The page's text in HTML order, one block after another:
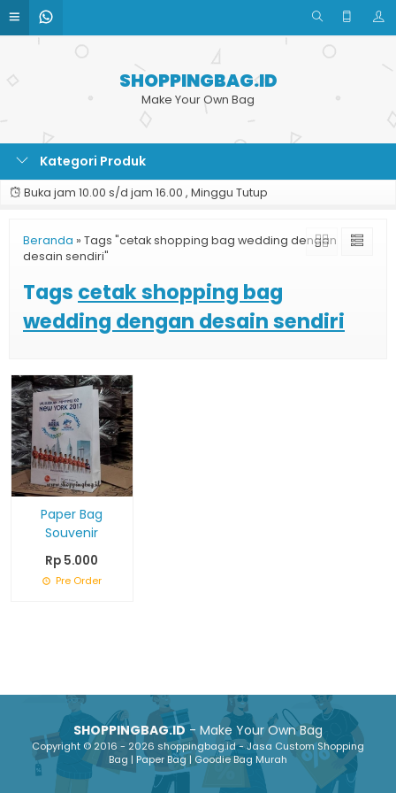
SHOPPINGBAG.ID
Make Your Own Bag
Kategori Produk
Buka jam 10.00 s/d jam 16.00 , Minggu Tutup
Beranda » Tags "cetak shopping bag wedding dengan
desain sendiri"
Tags cetak shopping bag
wedding dengan desain sendiri
Paper Bag
Souvenir
Rp 5.000
Pre Order
SHOPPINGBAG.ID- Make Your Own Bag
Copyright © 2016 - 2026 shoppingbag.id - Jasa Custom Shopping
Bag | Paper Bag | Goodie Bag Murah